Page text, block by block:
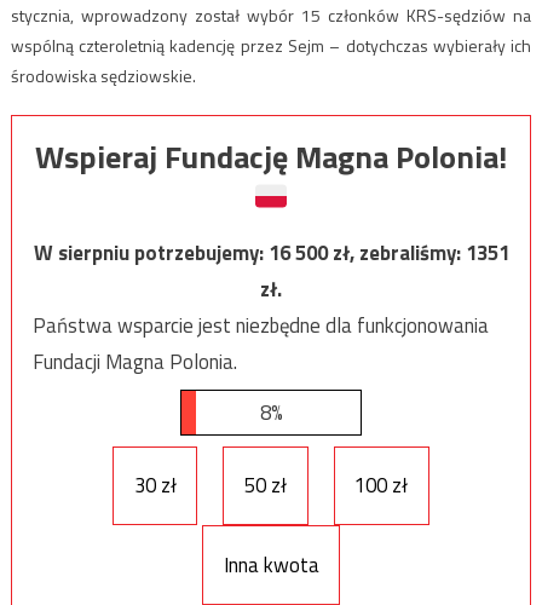
stycznia, wprowadzony został wybór 15 członków KRS-sędziów na
wspólną czteroletnią kadencję przez Sejm – dotychczas wybierały ich
środowiska sędziowskie.
Wspieraj Fundację Magna Polonia!
W sierpniu potrzebujemy:16 500zł, zebraliśmy:1351
zł.
Państwa wsparcie jest niezbędne dla funkcjonowania
Fundacji Magna Polonia.
8%
30 zł 50 zł 100 zł
Inna kwota